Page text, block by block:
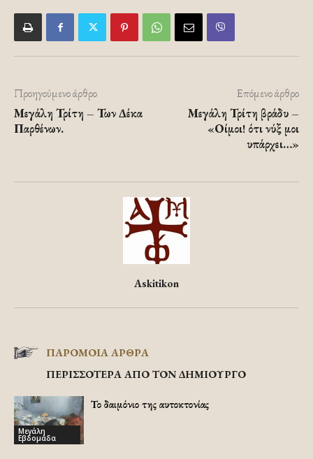
Προηγούμενο άρθρο
Μεγάλη Τρίτη – Των Δέκα
Παρθένων.
Επόμενο άρθρο
Μεγάλη Τρίτη βράδυ –
«Οίμοι! ότι νύξ μοι
υπάρχει…»
Askitikon
ΠΑΡΟΜΟΙΑ ΑΡΘΡΑ
ΠΕΡΙΣΣΟΤΕΡΑ ΑΠΟ ΤΟΝ ΔΗΜΙΟΥΡΓΟ
Μεγάλη
Εβδομάδα
Το δαιμόνιο της αυτοκτονίας